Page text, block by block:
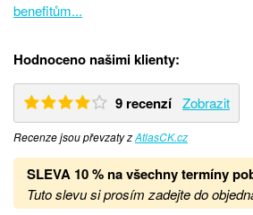
benefitům...
Hodnoceno našimi klienty:
9 recenzí Zobrazit
Recenze jsou převzaty zAtlasCK.cz
SLEVA 10 % na všechny termíny
Tuto slevu si prosím zadejte do